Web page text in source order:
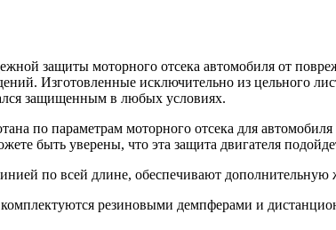
защиты моторного отсека автомобиля от
Изготовленные исключительно из цельного
защищенным в любых условиях.
по параметрам моторного отсека для автомобиля
быть уверены, что эта защита двигателя
по всей длине, обеспечивают
резиновыми демпферами и